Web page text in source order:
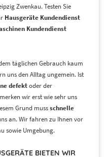
Zwenkau. Testen Sie
Hausgeräte Kundendienst
Kundendienst
täglichen Gebrauch kaum
uns den Alltag ungemein. Ist
defektoder der
merken wir erst wie sehr uns
Grund mussschnelle
an. Wir fahren zu Ihnen vor
sowie Umgebung.
BIETEN WIR